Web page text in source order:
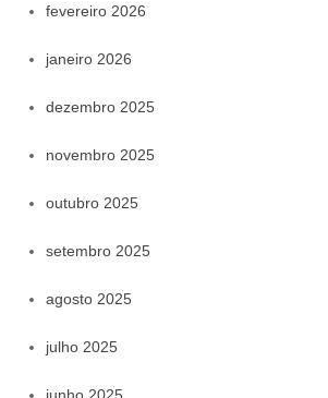
fevereiro 2026
janeiro 2026
dezembro 2025
novembro 2025
outubro 2025
setembro 2025
agosto 2025
julho 2025
junho 2025